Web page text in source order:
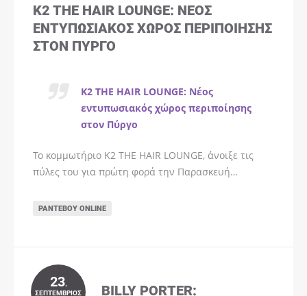
K2 THE HAIR LOUNGE: ΝΈΟΣ
ΕΝΤΥΠΩΣΙΑΚΌΣ ΧΏΡΟΣ ΠΕΡΙΠΟΊΗΣΗΣ
ΣΤΟΝ ΠΎΡΓΟ
K2 THE HAIR LOUNGE: Νέος
εντυπωσιακός χώρος περιποίησης
στον Πύργο
Το κομμωτήριο K2 THE HAIR LOUNGE, άνοιξε τις
πύλες του για πρώτη φορά την Παρασκευή…
ΡΑΝΤΕΒΟΎ ONLINE
23.
ΣΕΠΤΈΜΒΡΙΟΣ
BILLY PORTER: